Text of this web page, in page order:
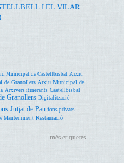
I EL VILAR
Municipal de Castellbisbal Arxiu
de Granollers Arxiu Municipal de
Arxivers itinerants Castellbisbal
Granollers Digitalització
Jutjat de Pau fons privats
Manteniment Restauració
més etiquetes